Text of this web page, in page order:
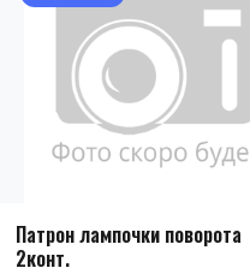
Патрон лампочки поворота
2конт.